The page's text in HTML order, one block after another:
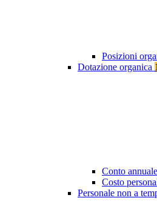
Posizioni
Dotazione organica
Conto
Costo
Personale non a